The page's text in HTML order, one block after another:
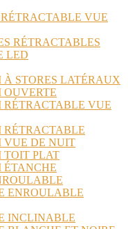
VUE
RÉTRACTABLES
LED
STORES LATÉRAUX
OUVERTE
RÉTRACTABLE VUE
RÉTRACTABLE
VUE DE NUIT
TOIT PLAT
ÉTANCHE
ENROULABLE
INCLINABLE